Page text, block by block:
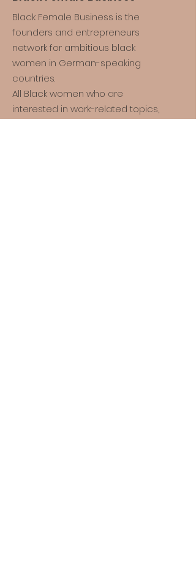
Black Female Business is the
founders and entrepreneurs
network for ambitious black
women in German-speaking
countries.
All Black women who are
interested in work-related topics,